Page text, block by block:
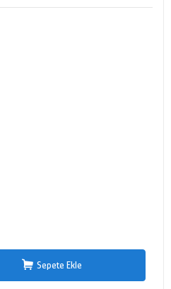
Sepete Ekle